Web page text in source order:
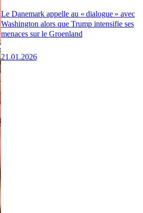
Le Danemark appelle au « dialogue » avec
Washington alors que Trump intensifie ses
menaces sur le Groenland
21.01.2026